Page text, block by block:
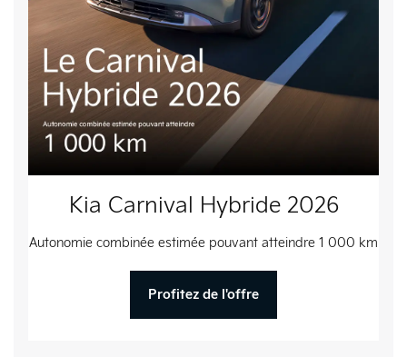
Kia Carnival Hybride 2026
Autonomie combinée estimée pouvant atteindre 1 000 km
Profitez de l'offre